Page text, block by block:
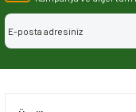
Ürün resmi kalitesiz,